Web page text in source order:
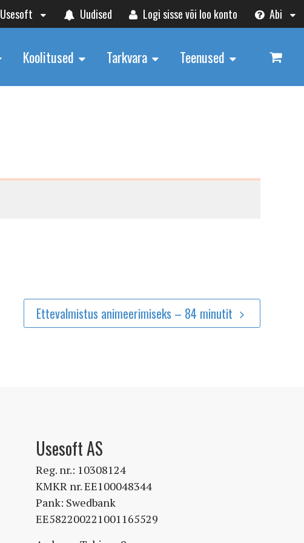
Usesoft Uudised Logi sisse või loo konto Abi
Koolitused Tarkvara Teenused
Ettevalmistus animeerimiseks – 84 minutit
Usesoft AS
Reg. nr.: 10308124
KMKR nr. EE100048344
Pank: Swedbank
EE582200221001165529